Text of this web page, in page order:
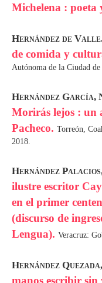
Michelena : poeta
Hernández de
de comida y
Autónoma de la Ciudad
Hernández García,
Morirás lejos : un
Pacheco. Torreón,
2018.
Hernández
ilustre escritor
en el primer
(discurso de
Lengua). Veracruz:
Hernández
manos escribir sin